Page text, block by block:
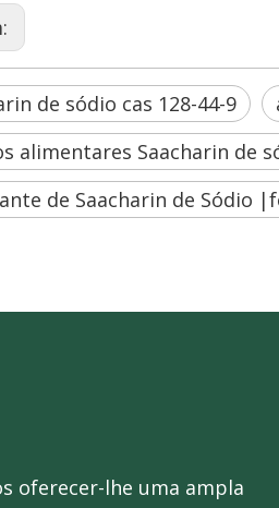
de sódio cas 128-44-9
alimentares Saacharin de
de Saacharin de Sódio
oferecer-lhe uma ampla